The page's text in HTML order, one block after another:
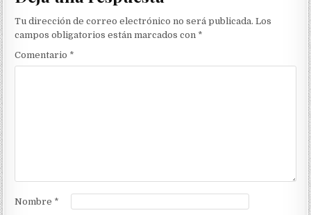
Tu dirección de correo electrónico no será publicada. Los
campos obligatorios están marcados con *
Comentario *
Nombre *